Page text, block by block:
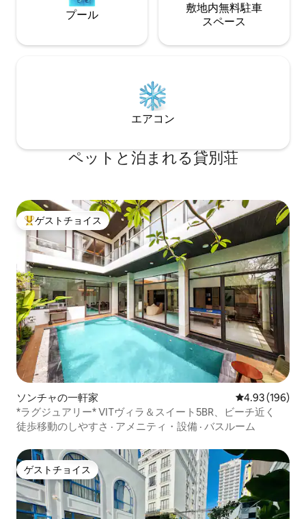
プール
敷地内無料駐⁠車
ス⁠ペ⁠ー⁠ス
エアコン
ペットと泊まれる貸別荘
大好評のゲストチョイスです。
ゲストチョイス
ソンチャの一軒家 レビュー196
4.93 (196)
*ラグジュアリー* VITヴィラ＆スイート5BR、ビーチ近く
徒歩移動のしやすさ · アメニティ・設備 · バスルーム
ゲストチョイス
ゲストチョイス